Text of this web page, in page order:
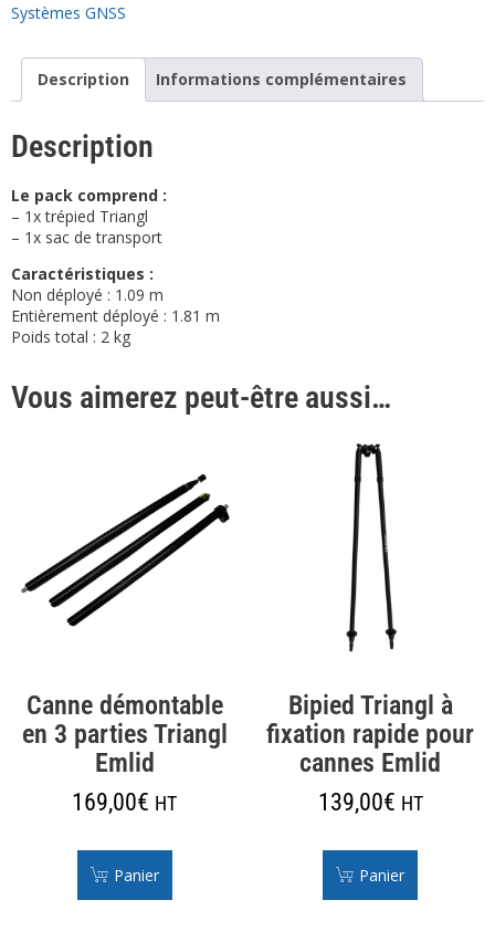
Systèmes GNSS
Description Informations complémentaires
Description
Le pack comprend :
– 1x trépied Triangl
– 1x sac de transport
Caractéristiques :
Non déployé : 1.09 m
Entièrement déployé : 1.81 m
Poids total : 2 kg
Vous aimerez peut-être aussi…
Canne démontable
en 3 parties Triangl
Emlid
169,00€ HT
Panier
Bipied Triangl à
fixation rapide pour
cannes Emlid
139,00€ HT
Panier